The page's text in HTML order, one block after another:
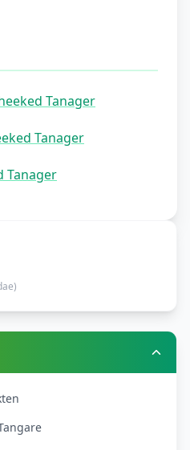
Tanager
Tanager
Tanager
)